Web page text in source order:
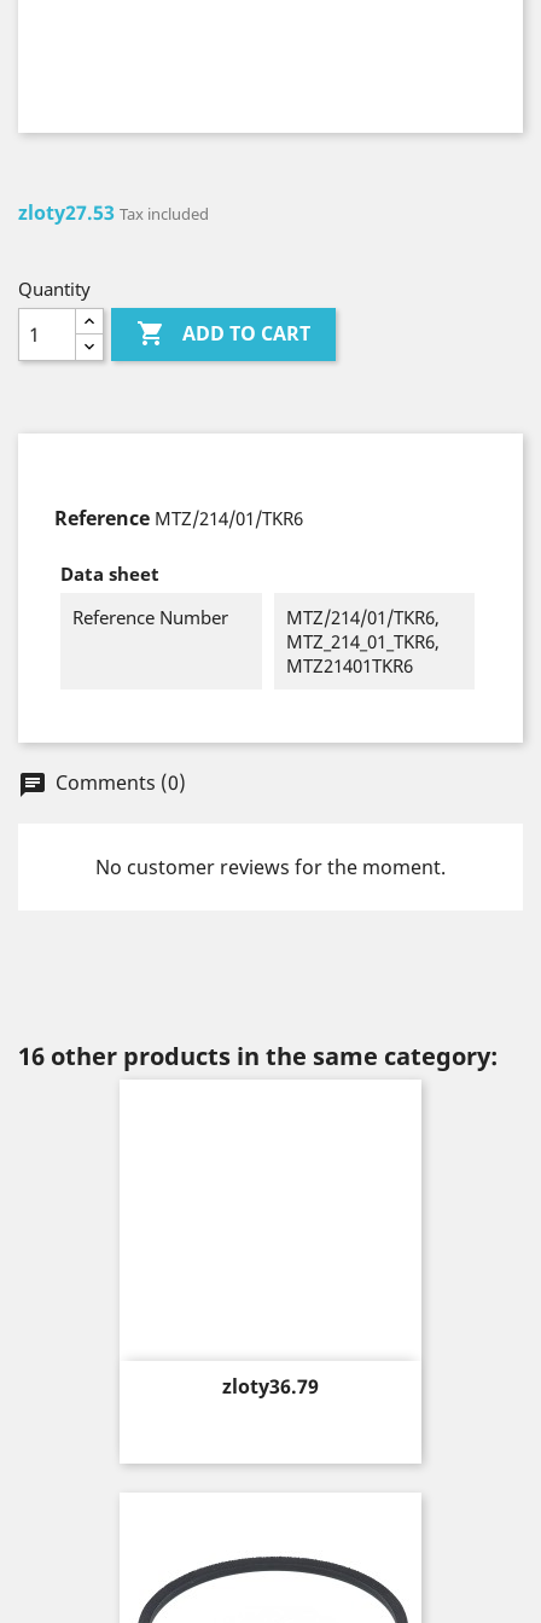
zloty27.53 Tax included
Quantity
 ADD TO CART
Reference MTZ/214/01/TKR6
Data sheet
Reference Number
MTZ/214/01/TKR6,
MTZ_214_01_TKR6,
MTZ21401TKR6
chat Comments (0)
No customer reviews for the moment.
16 other products in the same category:
Price
zloty36.79